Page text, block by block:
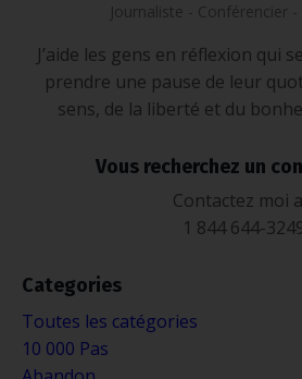
Journaliste - Conférencier
J’aide les gens en réflexion qui
prendre une pause de leur
sens, de la liberté et du
Vous recherchez un
Contactez moi
1 844 644-
Categories
Toutes les catégories
10 000 Pas